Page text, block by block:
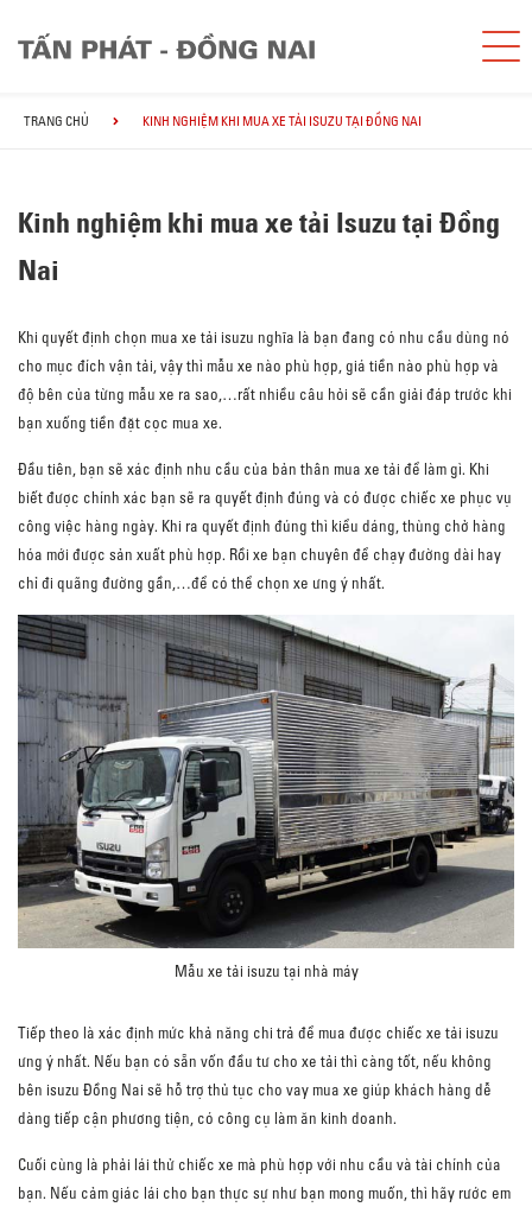
TRANG CHỦ KINH NGHIỆM KHI MUA XE TẢI ISUZU TẠI ĐỒNG NAI
Kinh nghiệm khi mua xe tải Isuzu tại Đồng
Nai
Khi quyết định chọn mua xe tải isuzu nghĩa là bạn đang có nhu cầu dùng nó
cho mục đích vận tải, vậy thì mẫu xe nào phù hợp, giá tiền nào phù hợp và
độ bên của từng mẫu xe ra sao,…rất nhiều câu hỏi sẽ cần giải đáp trước khi
bạn xuống tiền đặt cọc mua xe.
Đầu tiên, bạn sẽ xác định nhu cầu của bản thân mua xe tải để làm gì. Khi
biết được chính xác bạn sẽ ra quyết định đúng và có được chiếc xe phục vụ
công việc hàng ngày. Khi ra quyết định đúng thì kiểu dáng, thùng chở hàng
hóa mới được sản xuất phù hợp. Rồi xe bạn chuyên để chạy đường dài hay
chỉ đi quãng đường gần,…để có thể chọn xe ưng ý nhất.
Mẫu xe tải isuzu tại nhà máy
Tiếp theo là xác định mức khả năng chi trả để mua được chiếc xe tải isuzu
ưng ý nhất. Nếu bạn có sẵn vốn đầu tư cho xe tải thì càng tốt, nếu không
bên isuzu Đồng Nai sẽ hỗ trợ thủ tục cho vay mua xe giúp khách hàng dễ
dàng tiếp cận phương tiện, có công cụ làm ăn kinh doanh.
Cuối cùng là phải lái thử chiếc xe mà phù hợp với nhu cầu và tài chính của
bạn. Nếu cảm giác lái cho bạn thực sự như bạn mong muốn, thì hãy rước em